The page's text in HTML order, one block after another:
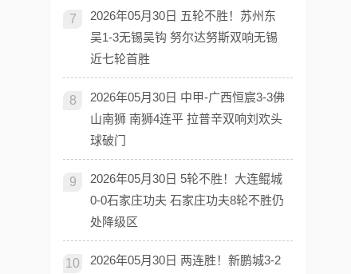
7
2026年05月30日 五轮不胜！苏州东
吴1-3无锡吴钩 努尔达努斯双响无锡
近七轮首胜
8
2026年05月30日 中甲-广西恒宸3-3佛
山南狮 南狮4连平 拉普辛双响刘欢头
球破门
9
2026年05月30日 5轮不胜！大连鲲城
0-0石家庄功夫 石家庄功夫8轮不胜仍
处降级区
10
2026年05月30日 两连胜！新鹏城3-2